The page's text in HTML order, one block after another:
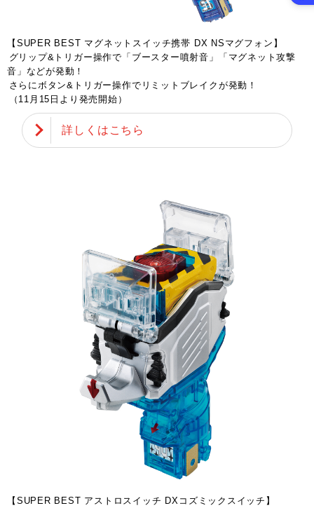
【SUPER BEST マグネットスイッチ携帯 DX NSマグフォン】
グリップ&トリガー操作で「ブースター噴射音」「マグネット攻撃
音」などが発動！
さらにボタン&トリガー操作でリミットブレイクが発動！
（11月15日より発売開始）
詳しくはこちら
【SUPER BEST アストロスイッチ DXコズミックスイッチ】